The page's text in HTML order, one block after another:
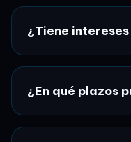
¿Tiene
¿En qué plazos